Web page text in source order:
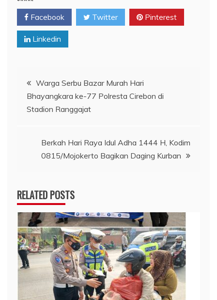
Facebook Twitter Pinterest
Linkedin
Navigasi
pos
Warga Serbu Bazar Murah Hari
Bhayangkara ke-77 Polresta Cirebon di
Stadion Ranggajat
Berkah Hari Raya Idul Adha 1444 H, Kodim
0815/Mojokerto Bagikan Daging Kurban
RELATED POSTS